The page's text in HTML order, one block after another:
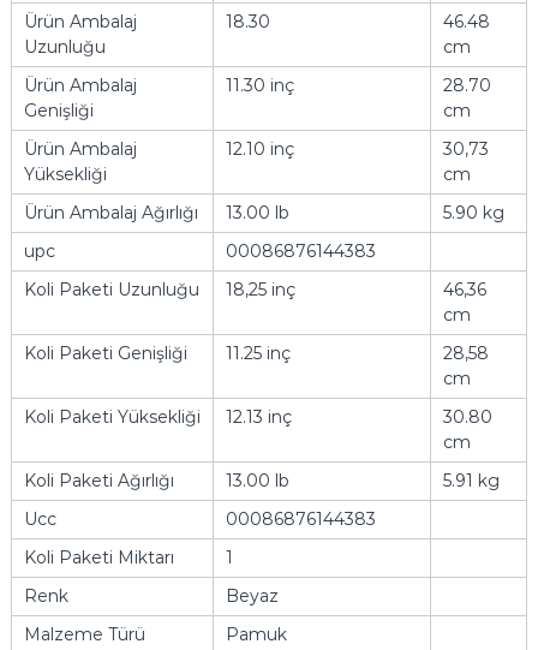
Ürün Ambalaj
Uzunluğu
18.30
46.48
cm
Ürün Ambalaj
Genişliği
11.30 inç
28.70
cm
Ürün Ambalaj
Yüksekliği
12.10 inç
30,73
cm
Ürün Ambalaj Ağırlığı
13.00 lb
5.90 kg
upc
00086876144383
Koli Paketi Uzunluğu
18,25 inç
46,36
cm
Koli Paketi Genişliği
11.25 inç
28,58
cm
Koli Paketi Yüksekliği
12.13 inç
30.80
cm
Koli Paketi Ağırlığı
13.00 lb
5.91 kg
Ucc
00086876144383
Koli Paketi Miktarı
1
Renk
Beyaz
Malzeme Türü
Pamuk